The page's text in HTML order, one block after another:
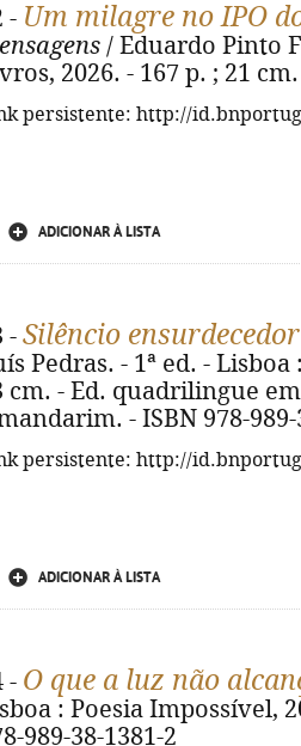
- Um milagre no IPO
/ Eduardo Pinto
2026. - 167 p. ; 21
persistente: http://
ADICIONAR À LISTA
- Silêncio ensurdecedor
Pedras. - 1ª ed. -
cm. - Ed. quadrilingue
- ISBN 978-989-
persistente: http://
ADICIONAR À LISTA
- O que a luz não
: Poesia Impossível,
989-38-1381-2